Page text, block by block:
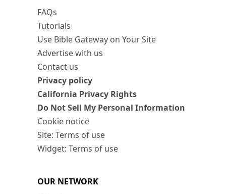
FAQs
Tutorials
Use Bible Gateway on Your Site
Advertise with us
Contact us
Privacy policy
California Privacy Rights
Do Not Sell My Personal Information
Cookie notice
Site: Terms of use
Widget: Terms of use
OUR NETWORK